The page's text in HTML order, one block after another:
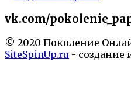
vk.com/
© 2020 Поколение
SiteSpinUp.ru - создание